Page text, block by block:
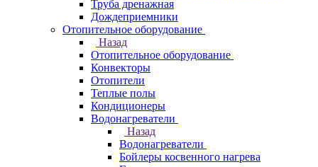
Труба дренажная
Дождеприемники
Отопительное оборудование
Назад
Отопительное оборудование
Конвекторы
Отопители
Теплые полы
Кондиционеры
Водонагреватели
Назад
Водонагреватели
Бойлеры косвенного нагрева